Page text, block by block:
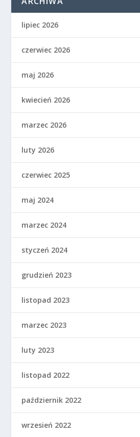
lipiec 2026
czerwiec 2026
maj 2026
kwiecień 2026
marzec 2026
luty 2026
czerwiec 2025
maj 2024
marzec 2024
styczeń 2024
grudzień 2023
listopad 2023
marzec 2023
luty 2023
listopad 2022
październik 2022
wrzesień 2022